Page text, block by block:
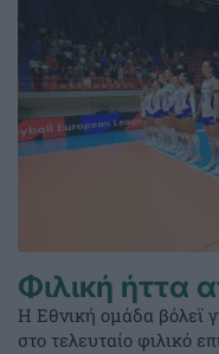
Φιλική ήττα
Η Εθνική ομάδα βόλεϊ
στο τελευταίο φιλικό